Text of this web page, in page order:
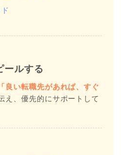
ールする
「良い転職先があれば、すぐ
え、優先的にサポートして